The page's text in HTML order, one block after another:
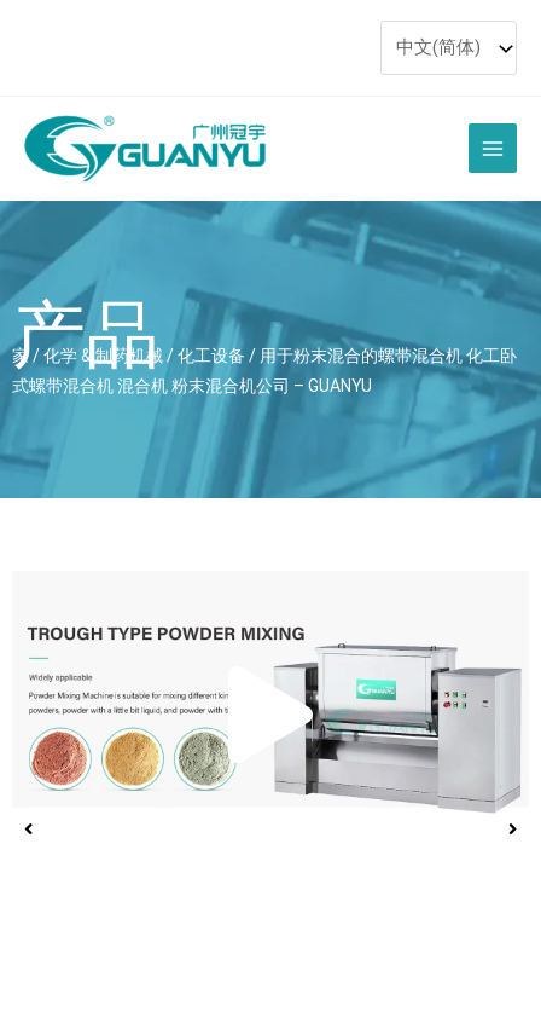
主
菜
单
产品
家/化学 & 制药机械/化工设备 / 用于粉末混合的螺带混合机 化工卧
式螺带混合机 混合机 粉末混合机公司 – GUANYU
播
放
视